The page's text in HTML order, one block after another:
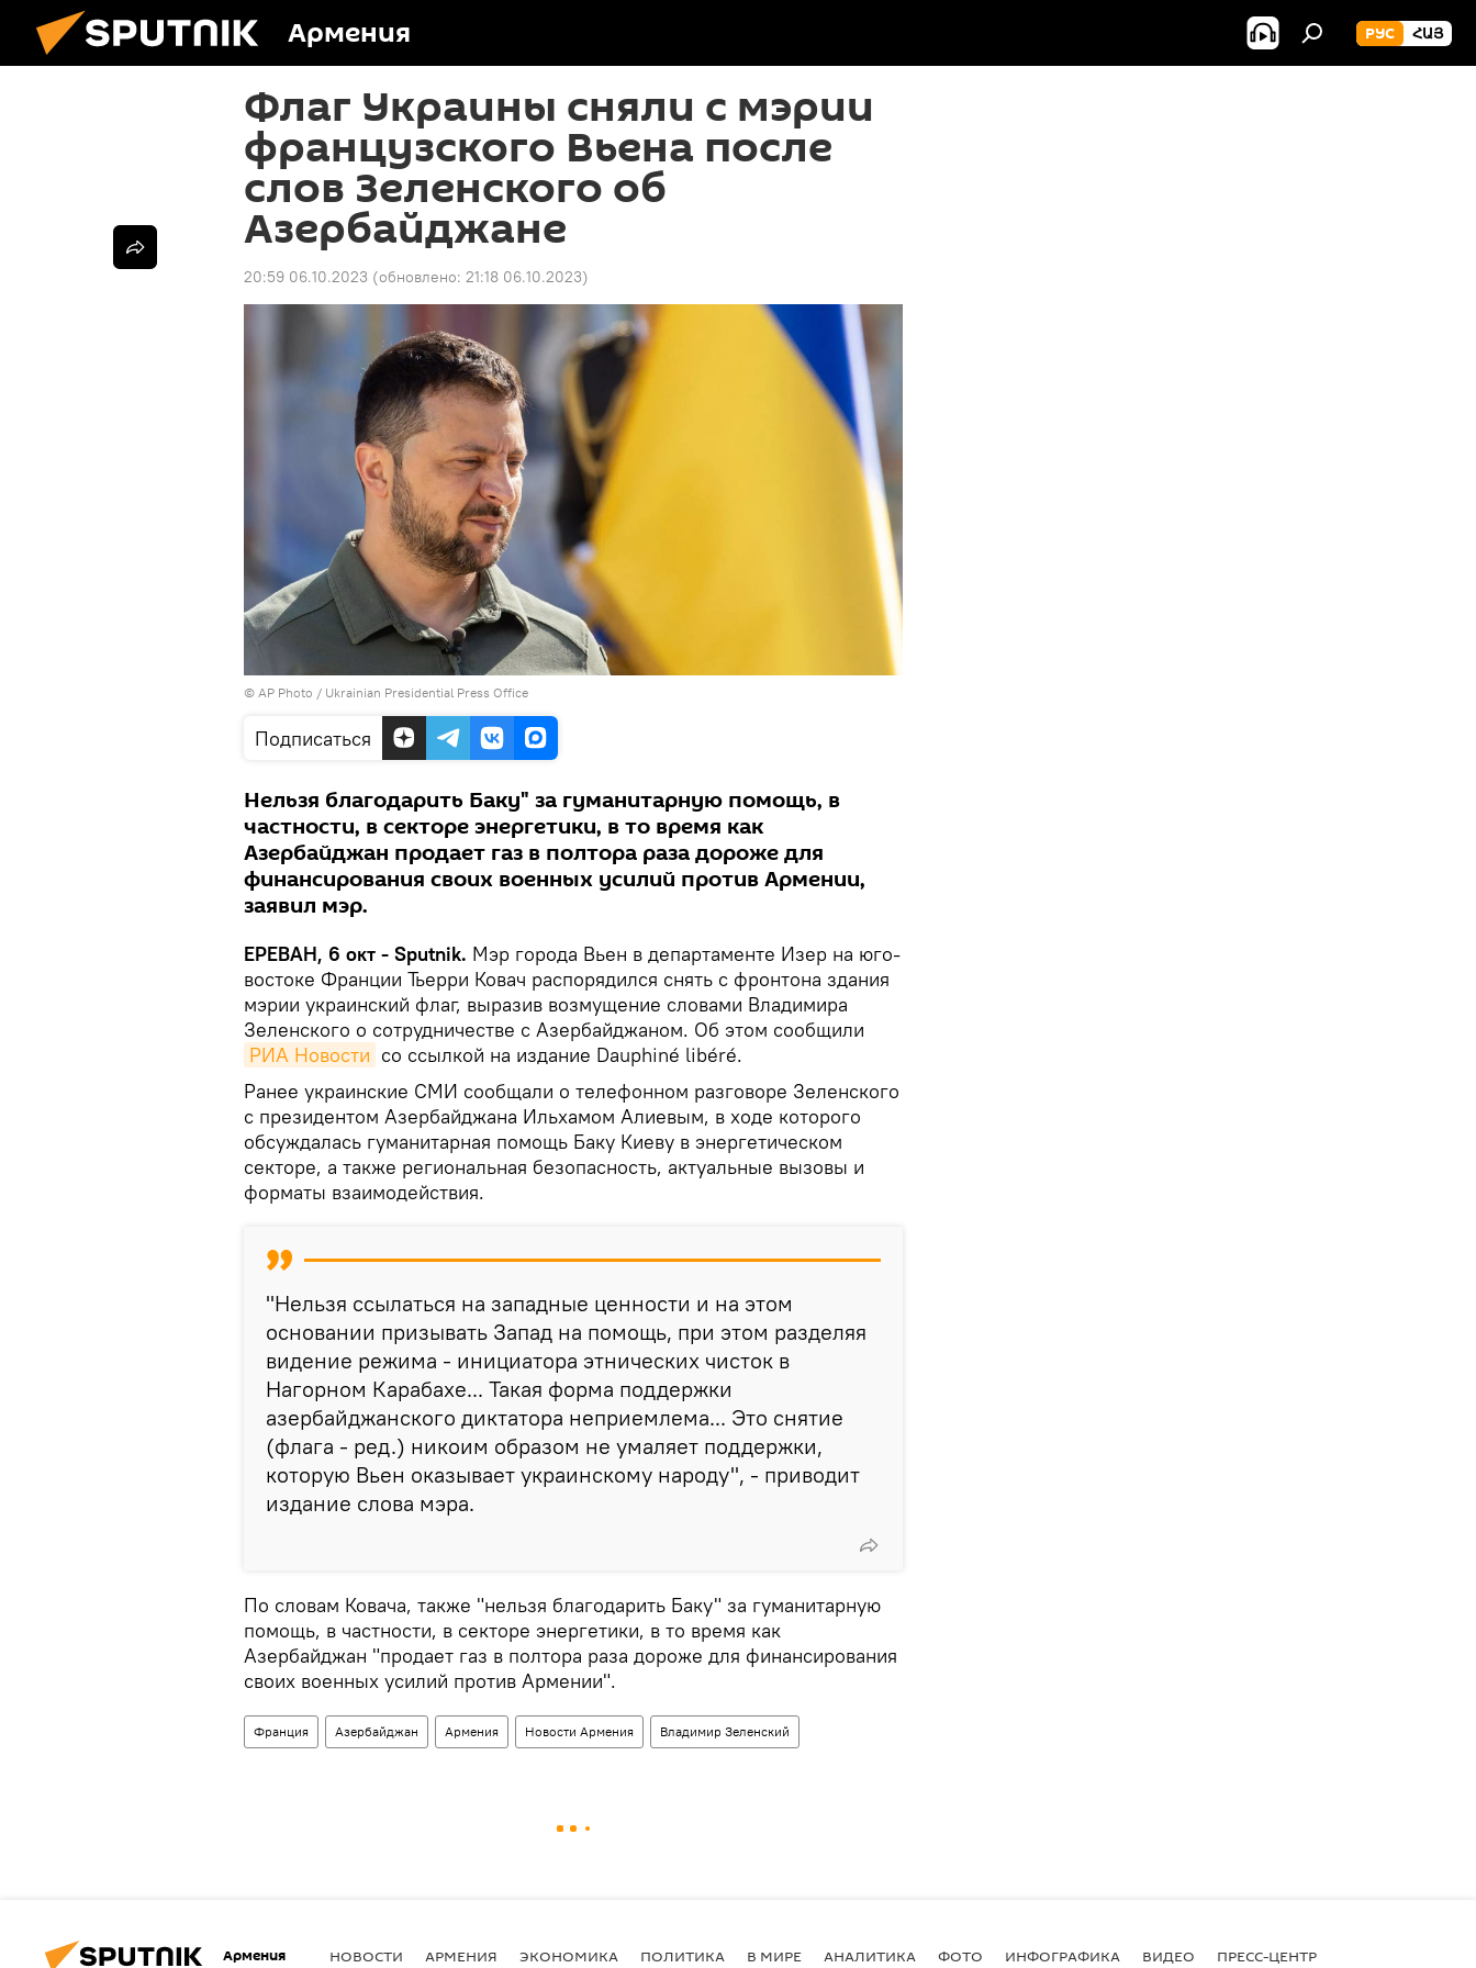
Армения РУС ՀԱՅ
Флаг Украины сняли с мэрии
французского Вьена после
слов Зеленского об
Азербайджане
20:59 06.10.2023 (обновлено: 21:18 06.10.2023)
© AP Photo / Ukrainian Presidential Press Office
Подписаться
Нельзя благодарить Баку" за гуманитарную помощь, в
частности, в секторе энергетики, в то время как
Азербайджан продает газ в полтора раза дороже для
финансирования своих военных усилий против Армении,
заявил мэр.
ЕРЕВАН, 6 окт - Sputnik. Мэр города Вьен в департаменте Изер на юго-
востоке Франции Тьерри Ковач распорядился снять с фронтона здания
мэрии украинский флаг, выразив возмущение словами Владимира
Зеленского о сотрудничестве с Азербайджаном. Об этом сообщили
РИА Новости со ссылкой на издание Dauphiné libéré.
Ранее украинские СМИ сообщали о телефонном разговоре Зеленского
с президентом Азербайджана Ильхамом Алиевым, в ходе которого
обсуждалась гуманитарная помощь Баку Киеву в энергетическом
секторе, а также региональная безопасность, актуальные вызовы и
форматы взаимодействия.
"Нельзя ссылаться на западные ценности и на этом
основании призывать Запад на помощь, при этом разделяя
видение режима - инициатора этнических чисток в
Нагорном Карабахе... Такая форма поддержки
азербайджанского диктатора неприемлема... Это снятие
(флага - ред.) никоим образом не умаляет поддержки,
которую Вьен оказывает украинскому народу", - приводит
издание слова мэра.
По словам Ковача, также "нельзя благодарить Баку" за гуманитарную
помощь, в частности, в секторе энергетики, в то время как
Азербайджан "продает газ в полтора раза дороже для финансирования
своих военных усилий против Армении".
Франция Азербайджан Армения Новости Армения Владимир Зеленский
Армения НОВОСТИ АРМЕНИЯ ЭКОНОМИКА ПОЛИТИКА В МИРЕ АНАЛИТИКА ФОТО ИНФОГРАФИКА ВИДЕО ПРЕСС-ЦЕНТР